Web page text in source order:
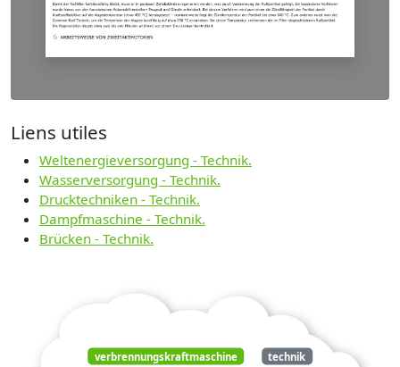
Liens utiles
Weltenergieversorgung - Technik.
Wasserversorgung - Technik.
Drucktechniken - Technik.
Dampfmaschine - Technik.
Brücken - Technik.
verbrennungskraftmaschine technik